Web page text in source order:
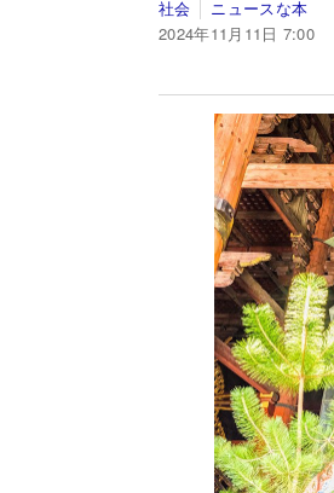
社会
ニュースな本
2024年11月11日 7:00